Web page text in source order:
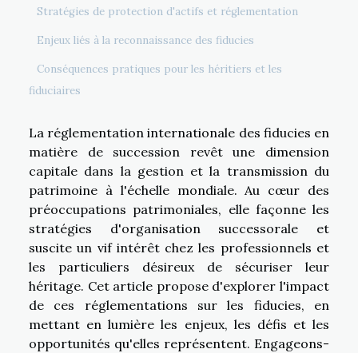
Stratégies de protection d'actifs et réglementation
Enjeux liés à la reconnaissance des fiducies
Conséquences pratiques pour les héritiers et les
fiduciaires
La réglementation internationale des fiducies en
matière de succession revêt une dimension
capitale dans la gestion et la transmission du
patrimoine à l'échelle mondiale. Au cœur des
préoccupations patrimoniales, elle façonne les
stratégies d'organisation successorale et
suscite un vif intérêt chez les professionnels et
les particuliers désireux de sécuriser leur
héritage. Cet article propose d'explorer l'impact
de ces réglementations sur les fiducies, en
mettant en lumière les enjeux, les défis et les
opportunités qu'elles représentent. Engageons-